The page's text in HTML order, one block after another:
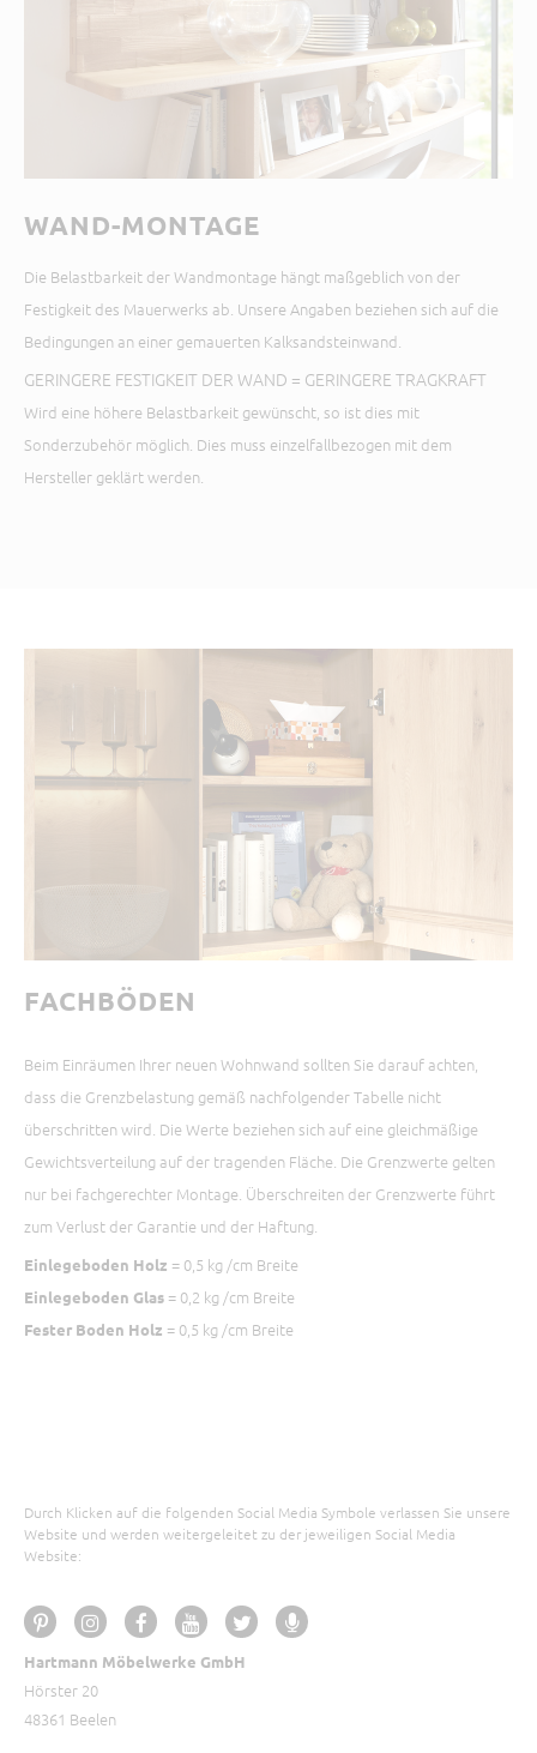
WAND-MONTAGE
Die Belastbarkeit der Wandmontage hängt maßgeblich von der
Festigkeit des Mauerwerks ab. Unsere Angaben beziehen sich auf die
Bedingungen an einer gemauerten Kalksandsteinwand.
GERINGERE FESTIGKEIT DER WAND = GERINGERE TRAGKRAFT
Wird eine höhere Belastbarkeit gewünscht, so ist dies mit
Sonderzubehör möglich. Dies muss einzelfallbezogen mit dem
Hersteller geklärt werden.
FACHBÖDEN
Beim Einräumen Ihrer neuen Wohnwand sollten Sie darauf achten,
dass die Grenzbelastung gemäß nachfolgender Tabelle nicht
überschritten wird. Die Werte beziehen sich auf eine gleichmäßige
Gewichtsverteilung auf der tragenden Fläche. Die Grenzwerte gelten
nur bei fachgerechter Montage. Überschreiten der Grenzwerte führt
zum Verlust der Garantie und der Haftung.
Einlegeboden Holz = 0,5 kg /cm Breite
Einlegeboden Glas = 0,2 kg /cm Breite
Fester Boden Holz = 0,5 kg /cm Breite
Durch Klicken auf die folgenden Social Media Symbole verlassen Sie unsere
Website und werden weitergeleitet zu der jeweiligen Social Media
Website:
Hartmann Möbelwerke GmbH
Hörster 20
48361 Beelen